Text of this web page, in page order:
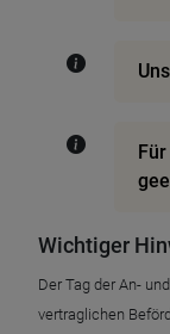
Wichtiger
Der Tag der An-
vertraglichen